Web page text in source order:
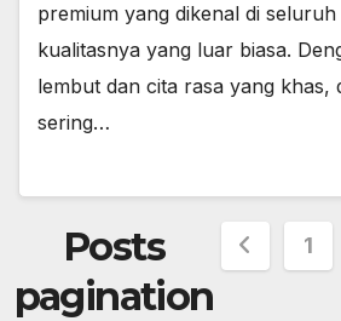
premium yang dikenal di
kualitasnya yang luar biasa.
lembut dan cita rasa yang khas,
sering…
Posts
pagination
1